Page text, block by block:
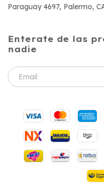
Paraguay 4697, Palermo,
Enterate de las
nadie